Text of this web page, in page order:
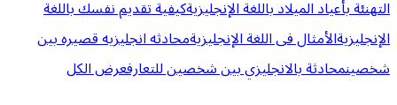
التهنئة بأعياد الميلاد باللغة الإنجليزيةكيفية تقديم نفسك باللغة
الإنجليزيةالأمثال فى اللغة الإنجليزيةمحادثه انجليزيه قصيره بين
شخصينمحادثة بالانجليزي بين شخصين للتعارفعرض الكل